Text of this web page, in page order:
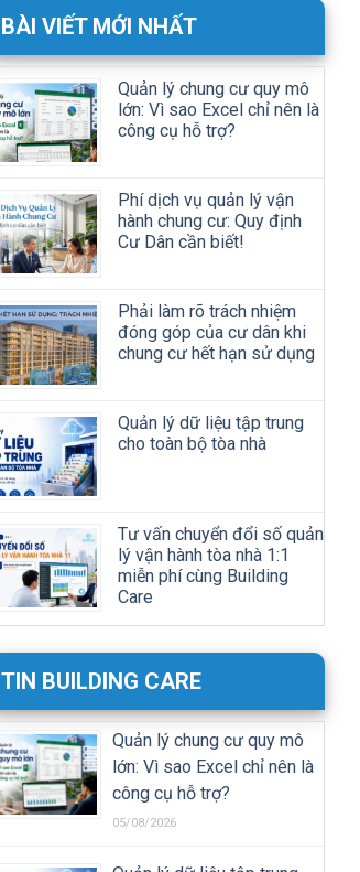
BÀI VIẾT MỚI NHẤT
Quản lý chung cư quy mô
lớn: Vì sao Excel chỉ nên là
công cụ hỗ trợ?
Phí dịch vụ quản lý vận
hành chung cư: Quy định
Cư Dân cần biết!
Phải làm rõ trách nhiệm
đóng góp của cư dân khi
chung cư hết hạn sử dụng
Quản lý dữ liệu tập trung
cho toàn bộ tòa nhà
Tư vấn chuyển đổi số quản
lý vận hành tòa nhà 1:1
miễn phí cùng Building
Care
TIN BUILDING CARE
Quản lý chung cư quy mô
lớn: Vì sao Excel chỉ nên là
công cụ hỗ trợ?
05/08/2026